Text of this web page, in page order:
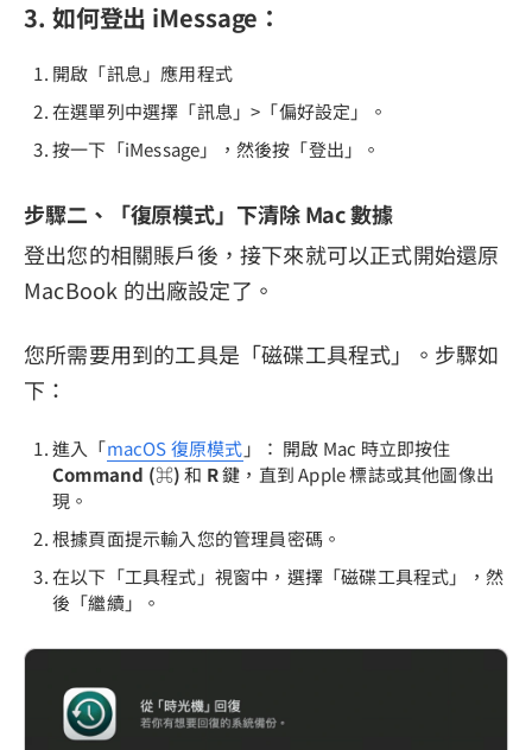
3. 如何登出 iMessage：
開啟「訊息」應用程式
在選單列中選擇「訊息」>「偏好設定」。
按一下「iMessage」，然後按「登出」。
步驟二、「復原模式」下清除 Mac 數據
登出您的相關賬戶後，接下來就可以正式開始還原
MacBook 的出廠設定了。
您所需要用到的工具是「磁碟工具程式」。步驟如
下：
進入「macOS 復原模式 」： 開啟 Mac 時立即按住
Command (⌘)和 R鍵，直到 Apple 標誌或其他圖像出
現。
根據頁面提示輸入您的管理員密碼。
在以下「工具程式」視窗中，選擇「磁碟工具程式」，然
後「繼續」。